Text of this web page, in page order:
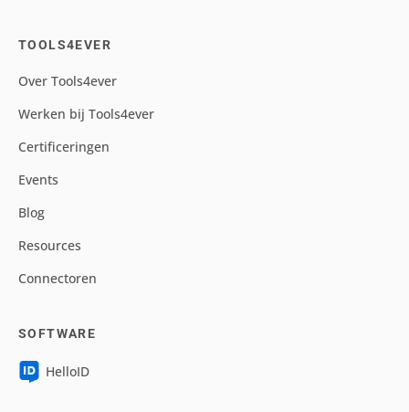
TOOLS4EVER
Over Tools4ever
Werken bij Tools4ever
Certificeringen
Events
Blog
Resources
Connectoren
SOFTWARE
HelloID